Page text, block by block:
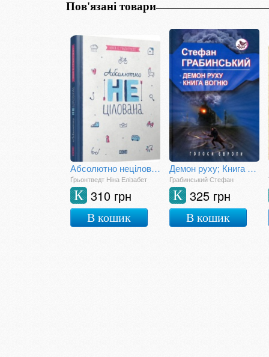
Пов'язані товари
Абсолютно нецілована
Ґрьонтведт Ніна Елізабет
310 грн
К
В кошик
Демон руху; Книга вогню
Грабинський Стефан
325 грн
К
В кошик